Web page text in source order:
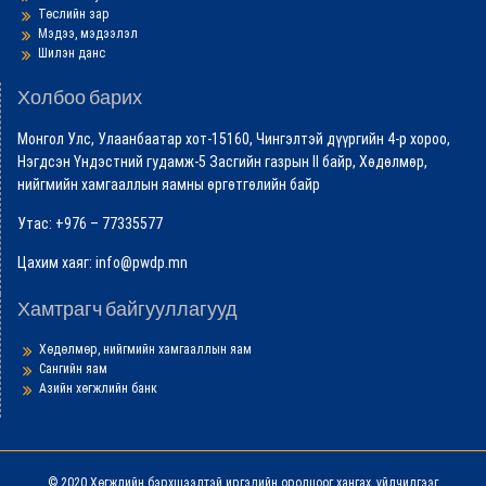
Төслийн зар
Мэдээ, мэдээлэл
Шилэн данс
Холбоо барих
Монгол Улс, Улаанбаатар хот-15160, Чингэлтэй дүүргийн 4-р хороо,
Нэгдсэн Үндэстний гудамж-5 Засгийн газрын II байр, Хөдөлмөр,
нийгмийн хамгааллын яамны өргөтгөлийн байр
Утас: +976 – 77335577
Цахим хаяг: info@pwdp.mn
Хамтрагч байгууллагууд
Хөдөлмөр, нийгмийн хамгааллын яам
Сангийн яам
Азийн хөгжлийн банк
© 2020 Хөгжлийн бэрхшээлтэй иргэдийн оролцоог хангах, үйлчилгээг